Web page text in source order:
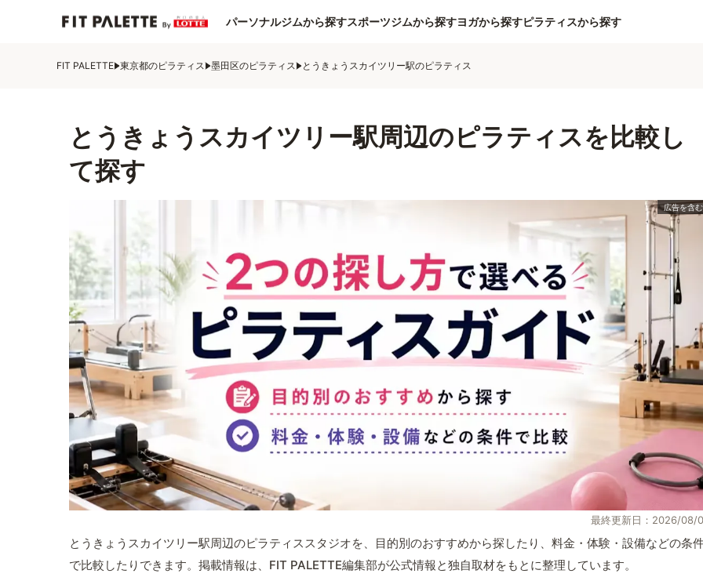
パーソナルジムから探すスポーツジムから探すヨガから探すピラティスから探す
FIT PALETTE 東京都のピラティス 墨田区のピラティス とうきょうスカイツリー駅のピラティス
とうきょうスカイツリー駅周辺のピラティスを比較し
て探す
最終更新日：2026/08/
とうきょうスカイツリー駅周辺のピラティススタジオを、目的別のおすすめから探したり、料金・体験・設備などの条
で比較したりできます。掲載情報は、FIT PALETTE編集部が公式情報と独自取材をもとに整理しています。